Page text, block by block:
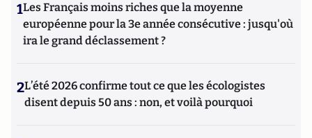
1Les Français moins riches que la moyenne
européenne pour la 3e année consécutive : jusqu'où
ira le grand déclassement ?
2L’été 2026 confirme tout ce que les écologistes
disent depuis 50 ans : non, et voilà pourquoi